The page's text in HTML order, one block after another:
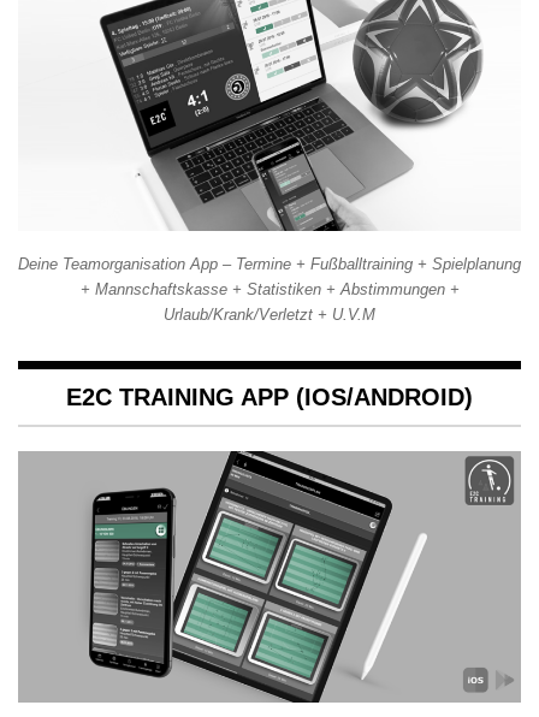
Deine Teamorganisation App – Termine + Fußballtraining + Spielplanung
+ Mannschaftskasse + Statistiken + Abstimmungen +
Urlaub/Krank/Verletzt + U.V.M
E2C TRAINING APP (IOS/ANDROID)